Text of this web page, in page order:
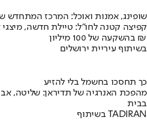
שופינג, אמנות ואוכל: המרכז המתחדש
קפיצה קטנה לחו"ל: טיילת חדשה, מיצגי
בהשקעה של 100 מיליון ₪
בשיתוף עיריית ירושלים
כך תחסכו בחשמל בלי להזיע
מהפכת האנרגיה של תדיראן: שליטה,
בבית
בשיתוף TADIRAN